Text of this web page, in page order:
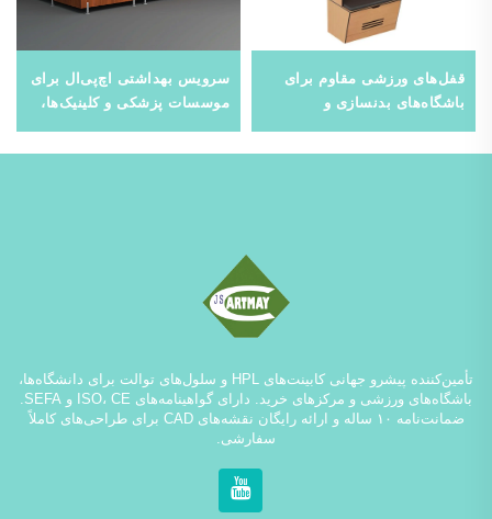
قفل‌های ورزشی مقاوم برای
باشگاه‌های بدنسازی و
نگهداری فولادی مقاوم در برابر
سرویس بهداشتی اچ‌پی‌ال برای
موسسات پزشکی و کلینیک‌ها،
برابر رطوبت
تأمین‌کننده پیشرو جهانی کابینت‌های HPL و سلول‌های توالت برای دانشگاه‌ها،
باشگاه‌های ورزشی و مرکزهای خرید. دارای گواهینامه‌های ISO، CE و SEFA.
ضمانت‌نامه ۱۰ ساله و ارائه رایگان نقشه‌های CAD برای طراحی‌های کاملاً
سفارشی.